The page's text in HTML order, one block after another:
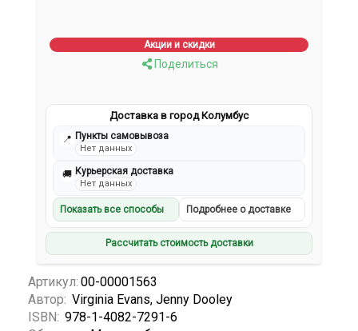
Акции и скидки
Поделиться
Доставка в город Колумбус
📍 Пункты самовывоза
Нет данных
🚚 Курьерская доставка
Нет данных
Показать все способы Подробнее о доставке
Рассчитать стоимость доставки
Артикул: 00-00001563
Автор: Virginia Evans, Jenny Dooley
ISBN: 978-1-4082-7291-6